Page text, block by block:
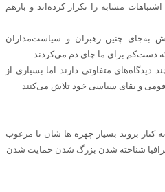
مشابه را تکرار کرده‌اند و بازهم
به‌جای چنین رهبران و سیاست‌مداران
برای ما چای دم می‌کردند
متفاوتی دارند اما بسیاری از
و بقای سیاسی خود تلاش می‌کنند
کنار بروند بسیار چهره ها شان نا مرغوب
شناخته شدن بزرگ شدن حمایت شدن